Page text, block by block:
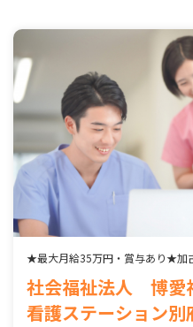
★最大月給35万円・賞与あり★加
社会福祉法人 博愛
看護ステーション別